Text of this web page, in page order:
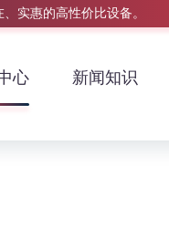
实惠的高性价比设备。
心 新闻知识